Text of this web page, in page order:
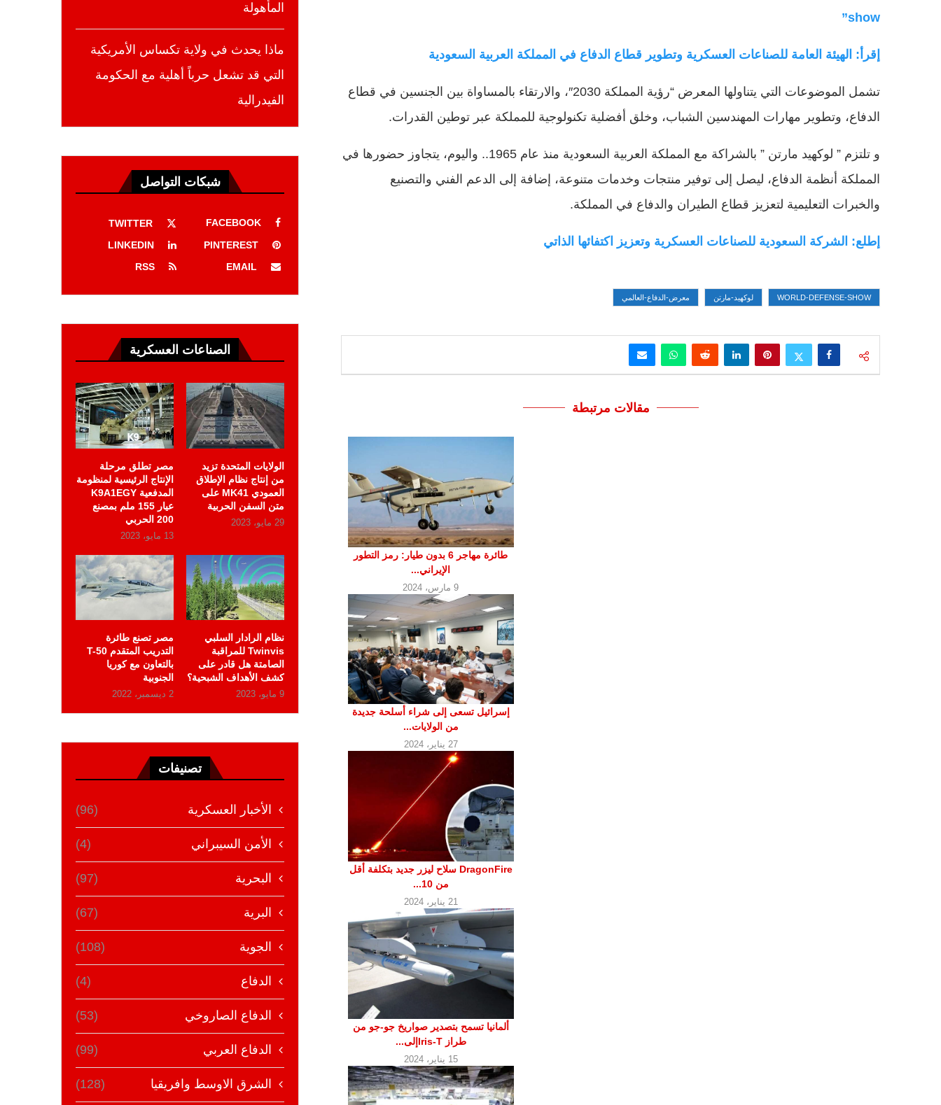
show”
إقرأ: الهيئة العامة للصناعات العسكرية وتطوير قطاع الدفاع في المملكة العربية السعودية
تشمل الموضوعات التي يتناولها المعرض “رؤية المملكة 2030″، والارتقاء بالمساواة بين الجنسين في قطاع
الدفاع، وتطوير مهارات المهندسين الشباب، وخلق أفضلية تكنولوجية للمملكة عبر توطين القدرات.
و تلتزم ” لوكهيد مارتن ” بالشراكة مع المملكة العربية السعودية منذ عام 1965.. واليوم، يتجاوز حضورها في
المملكة أنظمة الدفاع، ليصل إلى توفير منتجات وخدمات متنوعة، إضافة إلى الدعم الفني والتصنيع
والخبرات التعليمية لتعزيز قطاع الطيران والدفاع في المملكة.
إطلع: الشركة السعودية للصناعات العسكرية وتعزيز اكتفائها الذاتي
WORLD-DEFENSE-SHOW لوكهيد-مارتن معرض-الدفاع-العالمي
مقالات مرتبطة
طائرة مهاجر 6 بدون طيار: رمز التطور
الإيراني...
9 مارس، 2024
إسرائيل تسعى إلى شراء أسلحة جديدة
من الولايات...
27 يناير، 2024
DragonFire سلاح ليزر جديد بتكلفة أقل
من 10...
21 يناير، 2024
ألمانيا تسمح بتصدير صواريخ جو-جو من
طراز Iris-Tإلى...
15 يناير، 2024
المأهولة
ماذا يحدث في ولاية تكساس الأمريكية
التي قد تشعل حرباً أهلية مع الحكومة
الفيدرالية
شبكات التواصل
FACEBOOK
TWITTER
PINTEREST
LINKEDIN
EMAIL
RSS
الصناعات العسكرية
الولايات المتحدة تزيد
من إنتاج نظام الإطلاق
العمودي MK41 على
متن السفن الحربية
29 مايو، 2023
مصر تطلق مرحلة
الإنتاج الرئيسية لمنظومة
المدفعية K9A1EGY
عيار 155 ملم بمصنع
200 الحربي
13 مايو، 2023
نظام الرادار السلبي
Twinvis للمراقبة
الصامتة هل قادر على
كشف الأهداف الشبحية؟
9 مايو، 2023
مصر تصنع طائرة
التدريب المتقدم T-50
بالتعاون مع كوريا
الجنوبية
2 ديسمبر، 2022
تصنيفات
الأخبار العسكرية (96)
الأمن السيبراني (4)
البحرية (97)
البرية (67)
الجوية (108)
الدفاع (4)
الدفاع الصاروخي (53)
الدفاع العربي (99)
الشرق الاوسط وافريقيا (128)